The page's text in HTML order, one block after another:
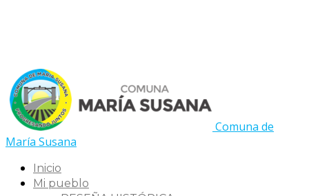
Comuna de
María Susana
Inicio
Mi pueblo